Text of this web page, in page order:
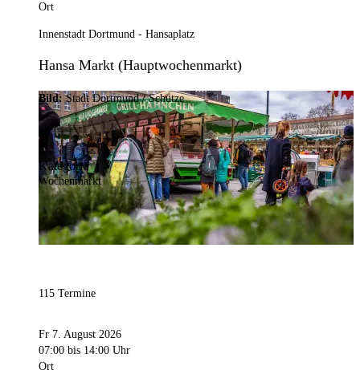
Ort
Innenstadt Dortmund - Hansaplatz
Hansa Markt (Hauptwochenmarkt)
Bild:Stadt Dortmund / Schütze
Kategorie
Wochenmarkt
115 Termine
Fr 7. August 2026
07:00 bis 14:00 Uhr
Ort